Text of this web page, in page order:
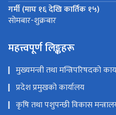
गर्मी (माघ १६ देखि कार्तिक १५)
सोमबार-शुक्रबार
महत्त्वपूर्ण लिङ्कहरू
मुख्यमन्त्री तथा मन्त्रिपरिषदको
प्रदेश प्रमुखको कार्यालय
कृषि तथा पशुपन्छी विकास